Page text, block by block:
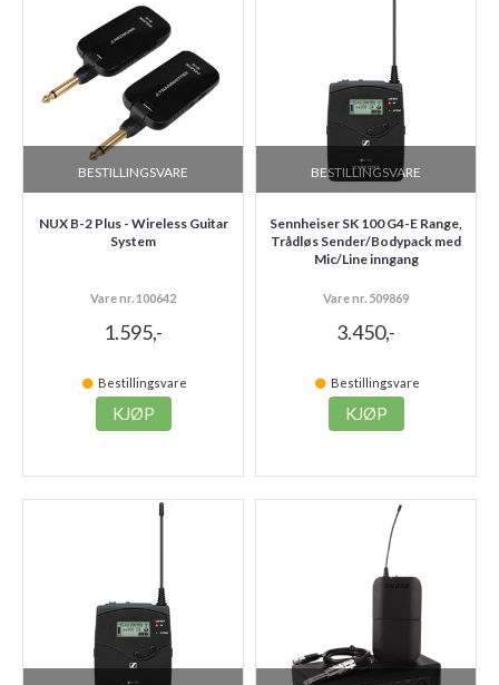
BESTILLINGSVARE
NUX B-2 Plus - Wireless Guitar
System
Vare nr. 100642
1.595,-
Bestillingsvare
KJØP
BESTILLINGSVARE
Sennheiser SK 100 G4-E Range,
Trådløs Sender/Bodypack med
Mic/Line inngang
Vare nr. 509869
3.450,-
Bestillingsvare
KJØP